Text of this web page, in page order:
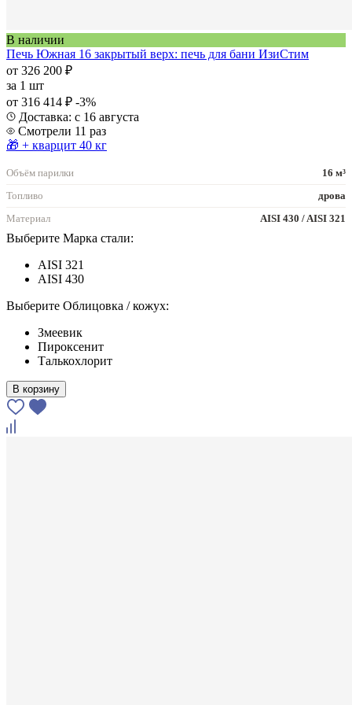
В наличии
Печь Южная 16 закрытый верх: печь для бани ИзиСтим
от 326 200 ₽
за 1 шт
от 316 414 ₽ -3%
Доставка: с 16 августа
Смотрели 11 раз
🎁 + кварцит 40 кг
Объём парилки
16 м³
Топливо
дрова
Материал
AISI 430 / AISI 321
Выберите Марка стали:
AISI 321
AISI 430
Выберите Облицовка / кожух:
Змеевик
Пироксенит
Талькохлорит
В корзину